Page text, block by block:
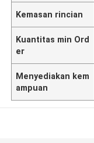
Kemasan rincian
Kuantitas min Ord
er
Menyediakan kem
ampuan